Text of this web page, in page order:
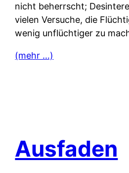
nicht beherrscht;
vielen Versuche, die
wenig unflüchtiger zu
(mehr …)
Ausfaden